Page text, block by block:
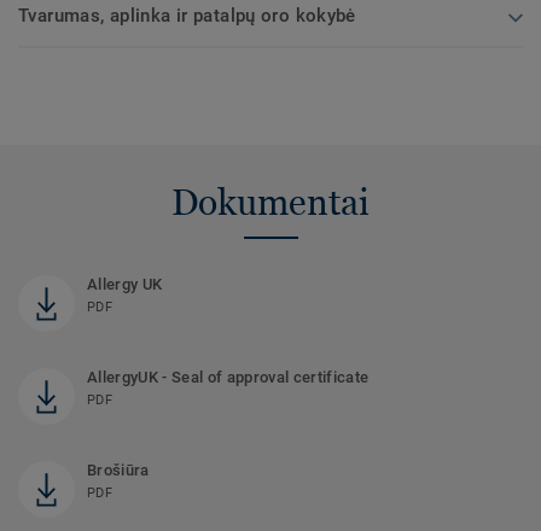
Tvarumas, aplinka ir patalpų oro kokybė
Dokumentai
Allergy UK
PDF
AllergyUK - Seal of approval certificate
PDF
Brošiūra
PDF